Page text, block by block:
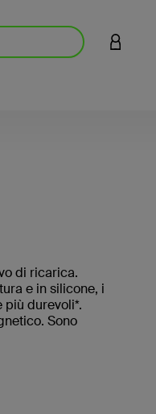
di ricarica.
e in silicone, i
più durevoli*.
Sono